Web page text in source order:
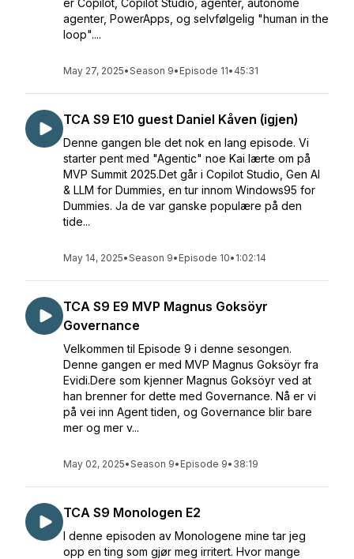
er Copilot, Copilot Studio, agenter, autonome
agenter, PowerApps, og selvfølgelig "human in the
loop"....
May 27, 2025•Season 9• Episode 11• 45:31
TCA S9 E10 guest Daniel Kåven (igjen)
Denne gangen ble det nok en lang episode. Vi
starter pent med "Agentic" noe Kai lærte om på
MVP Summit 2025.Det går i Copilot Studio, Gen AI
& LLM for Dummies, en tur innom Windows95 for
Dummies. Ja de var ganske populære på den
tide...
May 14, 2025•Season 9• Episode 10• 1:02:14
TCA S9 E9 MVP Magnus Goksöyr
Governance
Velkommen til Episode 9 i denne sesongen.
Denne gangen er med MVP Magnus Goksöyr fra
Evidi.Dere som kjenner Magnus Goksöyr ved at
han brenner for dette med Governance. Nå er vi
på vei inn Agent tiden, og Governance blir bare
mer og mer v...
May 02, 2025•Season 9• Episode 9• 38:19
TCA S9 Monologen E2
I denne episoden av Monologene mine tar jeg
opp en ting som gjør meg irritert. Hvor mange